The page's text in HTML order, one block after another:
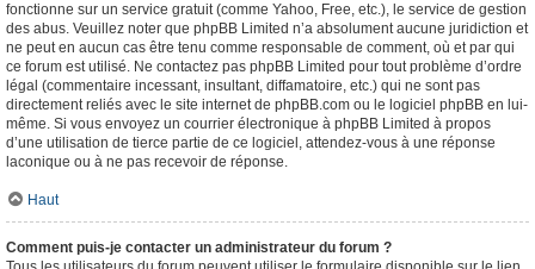
fonctionne sur un service gratuit (comme Yahoo, Free, etc.), le service de gestion
des abus. Veuillez noter que phpBB Limited n’a absolument aucune juridiction et
ne peut en aucun cas être tenu comme responsable de comment, où et par qui
ce forum est utilisé. Ne contactez pas phpBB Limited pour tout problème d’ordre
légal (commentaire incessant, insultant, diffamatoire, etc.) qui ne sont pas
directement reliés avec le site internet de phpBB.com ou le logiciel phpBB en lui-
même. Si vous envoyez un courrier électronique à phpBB Limited à propos
d’une utilisation de tierce partie de ce logiciel, attendez-vous à une réponse
laconique ou à ne pas recevoir de réponse.
Haut
Comment puis-je contacter un administrateur du forum ?